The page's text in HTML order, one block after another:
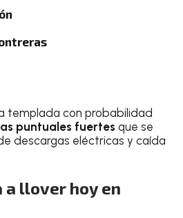
templada con probabilidad
puntuales fuertes que se
descargas eléctricas y caída
a llover hoy en